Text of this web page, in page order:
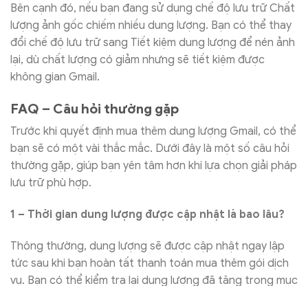
Bên cạnh đó, nếu bạn đang sử dụng chế độ lưu trữ Chất
lượng ảnh gốc chiếm nhiều dung lượng. Bạn có thể thay
đổi chế độ lưu trữ sang Tiết kiệm dung lượng để nén ảnh
lại, dù chất lượng có giảm nhưng sẽ tiết kiệm được
không gian Gmail.
FAQ – Câu hỏi thường gặp
Trước khi quyết định mua thêm dung lượng Gmail, có thể
bạn sẽ có một vài thắc mắc. Dưới đây là một số câu hỏi
thường gặp, giúp bạn yên tâm hơn khi lựa chọn giải pháp
lưu trữ phù hợp.
1 – Thời gian dung lượng được cập nhật là bao lâu?
Thông thường, dung lượng sẽ được cập nhật ngay lập
tức sau khi bạn hoàn tất thanh toán mua thêm gói dịch
vụ. Bạn có thể kiểm tra lại dung lượng đã tăng trong mục